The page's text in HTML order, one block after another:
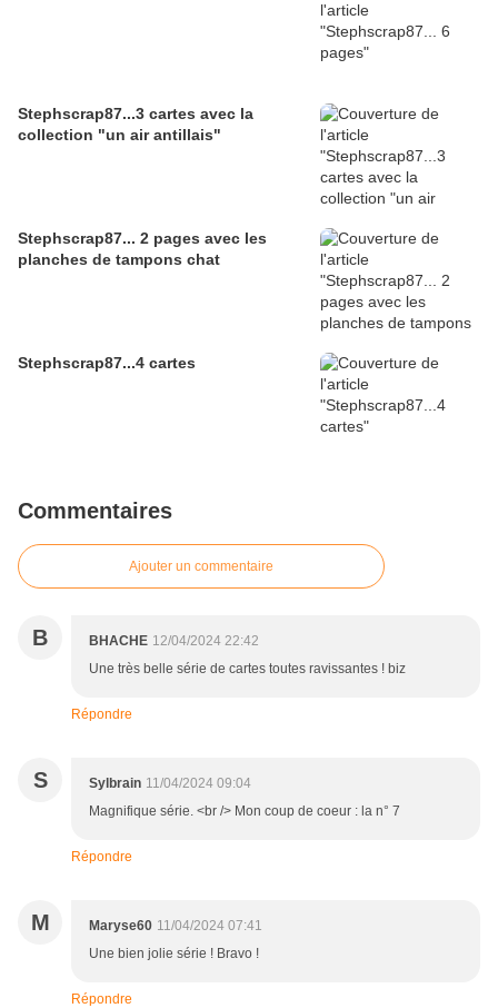
Stephscrap87...3 cartes avec la
collection "un air antillais"
Stephscrap87... 2 pages avec les
planches de tampons chat
Stephscrap87...4 cartes
Commentaires
Ajouter un commentaire
B BHACHE 12/04/2024 22:42
Une très belle série de cartes toutes ravissantes ! biz
Répondre
S Sylbrain 11/04/2024 09:04
Magnifique série. <br /> Mon coup de coeur : la n° 7
Répondre
M Maryse60 11/04/2024 07:41
Une bien jolie série ! Bravo !
Répondre